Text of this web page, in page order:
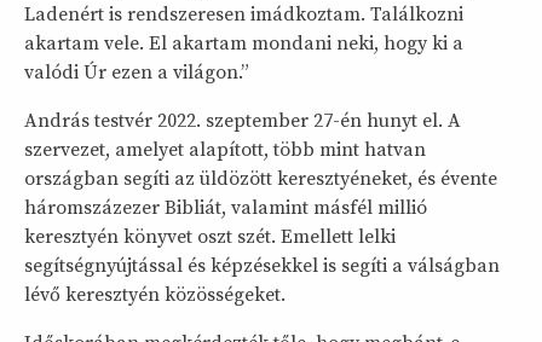
Ladenért is rendszeresen imádkoztam. Találkozni
akartam vele. El akartam mondani neki, hogy ki a
valódi Úr ezen a világon.”
András testvér 2022. szeptember 27-én hunyt el. A
szervezet, amelyet alapított, több mint hatvan
országban segíti az üldözött keresztyéneket, és évente
háromszázezer Bibliát, valamint másfél millió
keresztyén könyvet oszt szét. Emellett lelki
segítségnyújtással és képzésekkel is segíti a válságban
lévő keresztyén közösségeket.